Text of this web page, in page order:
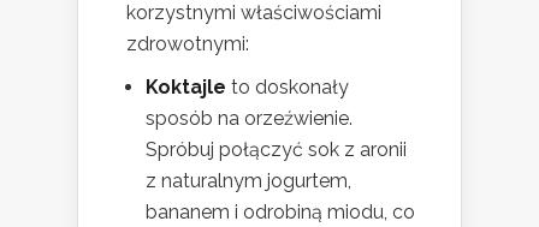
korzystnymi właściwościami
zdrowotnymi:
Koktajle to doskonały
sposób na orzeźwienie.
Spróbuj połączyć sok z aronii
z naturalnym jogurtem,
bananem i odrobiną miodu, co